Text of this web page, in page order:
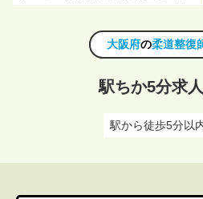
大阪府の柔道整復
駅ちか5分求
駅から徒歩5分以